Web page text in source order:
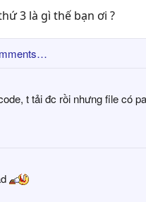
3 là gì thế bạn ơi ?
t tải đc rồi nhưng file có